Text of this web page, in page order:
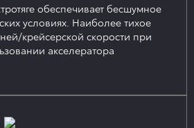
обеспечивает бесшумное
условиях. Наиболее тихое
крейсерской скорости при
акселератора